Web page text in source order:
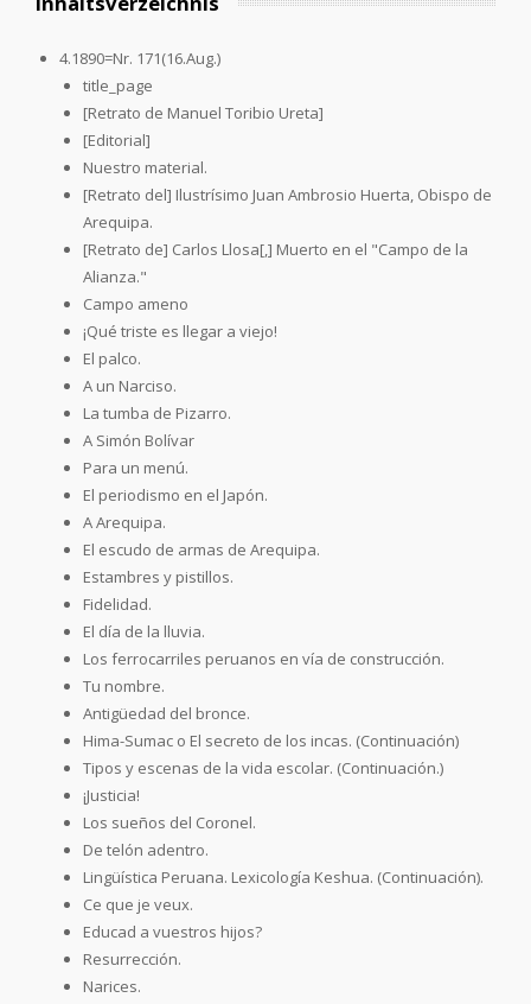
4.1890=Nr. 171(16.Aug.)
title_page
[Retrato de Manuel Toribio Ureta]
[Editorial]
Nuestro material.
[Retrato del] Ilustrísimo Juan Ambrosio Huerta, Obispo de
Arequipa.
[Retrato de] Carlos Llosa[,] Muerto en el "Campo de la
Alianza."
Campo ameno
¡Qué triste es llegar a viejo!
El palco.
A un Narciso.
La tumba de Pizarro.
A Simón Bolívar
Para un menú.
El periodismo en el Japón.
A Arequipa.
El escudo de armas de Arequipa.
Estambres y pistillos.
Fidelidad.
El día de la lluvia.
Los ferrocarriles peruanos en vía de construcción.
Tu nombre.
Antigüedad del bronce.
Hima-Sumac o El secreto de los incas. (Continuación)
Tipos y escenas de la vida escolar. (Continuación.)
¡Justicia!
Los sueños del Coronel.
De telón adentro.
Lingüística Peruana. Lexicología Keshua. (Continuación).
Ce que je veux.
Educad a vuestros hijos?
Resurrección.
Narices.